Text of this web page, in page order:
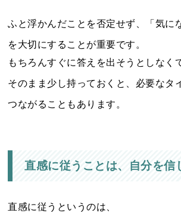
ふと浮かんだことを否定せず、「気に
を大切にすることが重要です。
もちろんすぐに答えを出そうとしなく
そのまま少し持っておくと、必要なタ
つながることもあります。
直感に従うことは、自分を信
直感に従うというのは、